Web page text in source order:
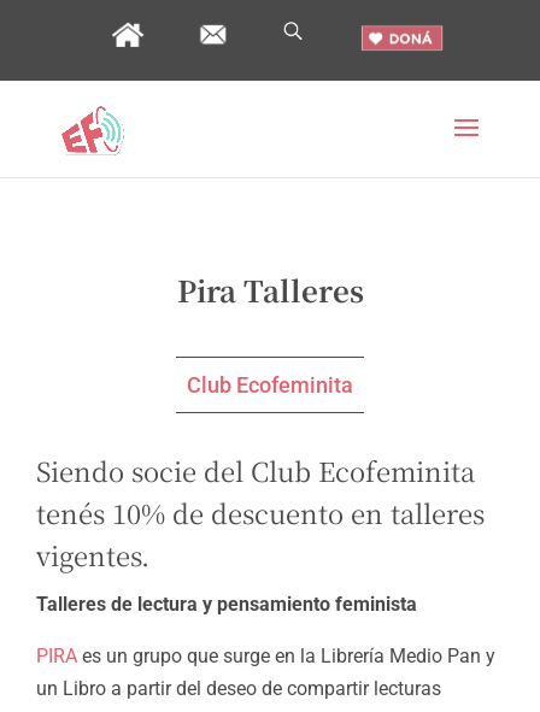
Pira Talleres
Club Ecofeminita
Siendo socie del Club Ecofeminita
tenés 10% de descuento en talleres
vigentes.
Talleres de lectura y pensamiento feminista
PIRA es un grupo que surge en la Librería Medio Pan y
un Libro a partir del deseo de compartir lecturas